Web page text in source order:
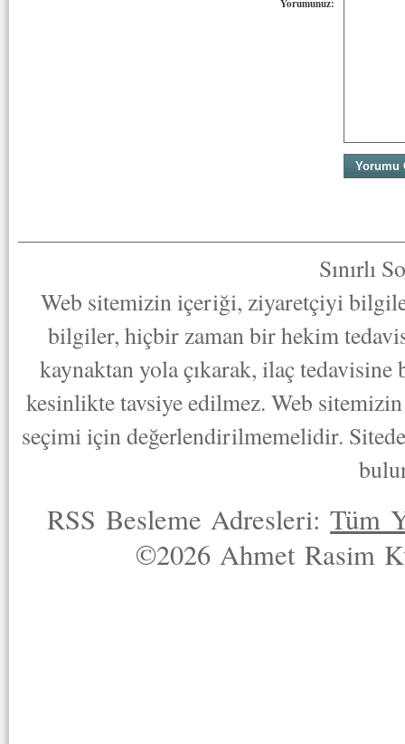
Yorumunuz:
Sınırlı
Web sitemizin içeriği, ziyaretçiyi
bilgiler, hiçbir zaman bir hekim
kaynaktan yola çıkarak, ilaç
kesinlikte tavsiye edilmez. Web
seçimi için değerlendirilmemelidir.
RSS Besleme Adresleri:Tüm
©2026 Ahmet Rasim